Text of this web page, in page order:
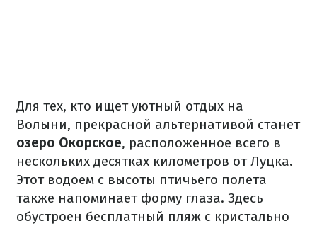
Для тех, кто ищет уютный отдых на
Волыни, прекрасной альтернативой станет
озеро Окорское, расположенное всего в
нескольких десятках километров от Луцка.
Этот водоем с высоты птичьего полета
также напоминает форму глаза. Здесь
обустроен бесплатный пляж с кристально